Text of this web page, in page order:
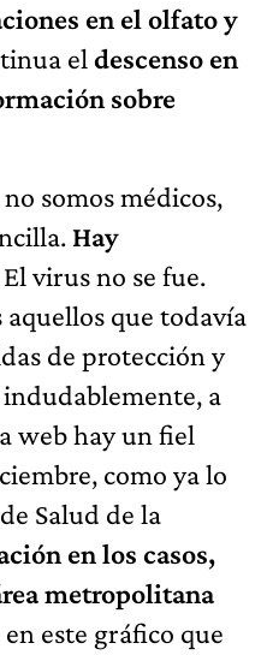
en el olfato y
el descenso en
sobre
somos médicos,
Hay
El virus no se fue.
aquellos que todavía
de protección y
a
web hay un fiel
como ya lo
Salud de la
en los casos,
metropolitana
en este gráfico que